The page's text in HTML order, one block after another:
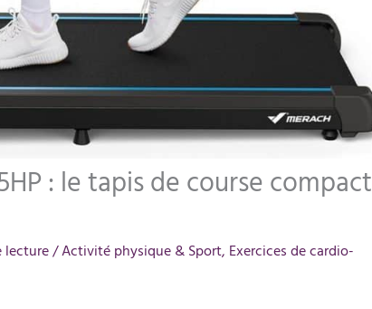
: le tapis de course compact
lecture/Activité physique & Sport, Exercices de cardio-